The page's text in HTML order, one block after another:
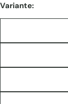
Variante: